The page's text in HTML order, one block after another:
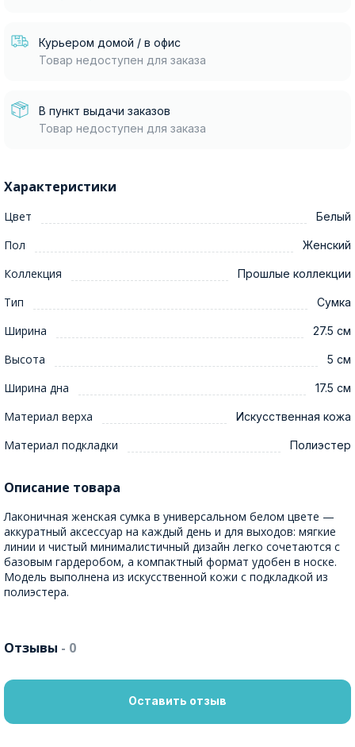
Курьером домой / в офис
Товар недоступен для заказа
В пункт выдачи заказов
Товар недоступен для заказа
Характеристики
Цвет Белый
Пол Женский
Коллекция Прошлые коллекции
Тип Сумка
Ширина 27.5 см
Высота 5 см
Ширина дна 17.5 см
Материал верха Искусственная кожа
Материал подкладки Полиэстер
Описание товара
Лаконичная женская сумка в универсальном белом цвете —
аккуратный аксессуар на каждый день и для выходов: мягкие
линии и чистый минималистичный дизайн легко сочетаются с
базовым гардеробом, а компактный формат удобен в носке.
Модель выполнена из искусственной кожи с подкладкой из
полиэстера.
Отзывы - 0
Оставить отзыв